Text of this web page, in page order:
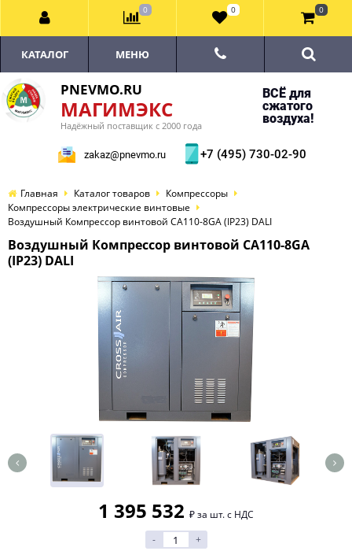
PNEVMO.RU
МАГИМЭКС
Надёжный поставщик с 2000 года
ВСЁ для
сжатого
воздуха!
zakaz@pnevmo.ru +7 (495) 730-02-90
КАТАЛОГ МЕНЮ
Главная Каталог товаров
Компрессоры
Компрессоры электрические винтовые
Воздушный Компрессор винтовой CA110-8GA (IP23) DALI
Воздушный Компрессор винтовой CA110-8GA
(IP23) DALI
1 395 532 ₽ за шт. с НДС
-
+
0 0 0